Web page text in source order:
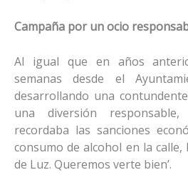
Campaña por un ocio
Al igual que en años
semanas desde el
desarrollando una
una diversión
recordaba las sanciones
consumo de alcohol en la calle,
de Luz. Queremos verte bien’.